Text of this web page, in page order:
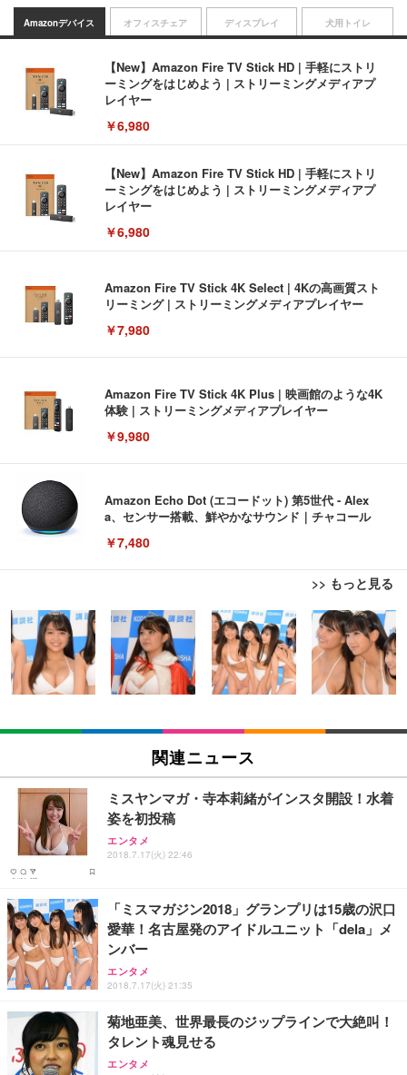
Amazonデバイス
【New】Amazon Fire TV Stick HD | 手軽にストリ
ーミングをはじめよう | ストリーミングメディアプ
レイヤー
￥6,980
【New】Amazon Fire TV Stick HD | 手軽にストリ
ーミングをはじめよう | ストリーミングメディアプ
レイヤー
￥6,980
Amazon Fire TV Stick 4K Select | 4Kの高画質スト
リーミング | ストリーミングメディアプレイヤー
￥7,980
Amazon Fire TV Stick 4K Plus | 映画館のような4K
体験 | ストリーミングメディアプレイヤー
￥9,980
Amazon Echo Dot (エコードット) 第5世代 - Alex
a、センサー搭載、鮮やかなサウンド｜チャコール
￥7,480
>> もっと見る
オフィスチェア
[EdoErgo] オフィスチェア 椅子 テレワーク 疲れな
い 跳ね上げ式アームレスト コンパクト 約105度ロッ
キング pc 事務椅子 360度回転 座面昇降 強化ナイロ
ン樹脂ベース 通気性メッシュ 在宅ワーク H-WY01
(黒網+黒枠+黒足)
￥5,699
SIHOO B100 オフィスチェア／デスクチェア メッシ
ュチェア 人間工学 疲れない ブラック
￥27,999
Sezlife オフィスチェア デスクチェア 疲れない テレ
ワーク チェア 強化バックレスト 30度ロッキング機
能 人間工学 椅子 腰サポート 90度跳ね上げ式アーム
ョン PCチェア 通気性メッシュ ゲーミング/勉強/事
務用 おしゃれ パソコンチェア (ブラック)
Sezlife オフィスチェア デスクチェア 疲れない テレ
ワーク チェア 強化バックレスト 30度ロッキング機
能 人間工学 椅子 腰サポート 90度跳ね上げ式アーム
レスト 3Dヘッドレスト ハンガー付き 高反発クッシ
務用 おしゃれ パソコンチェア (ホワイト)
ANDWINT オフィスチェア デスクチェア 肘なし メ
ッシュ 通気性 ランバーサポート付き 腰サポート ガ
ディスプレイ
EIZO ビジネス向けプレミアムモニター | FlexScan
EV3240X-WT | 31.5型4K UHD・USB Type-C・ホワ
イト
￥105,595
EIZO ビジネス向けプレミアムモニター | FlexScan
￥109,572
【純正品】27"ゲーミングモニター DualSense 充電
フック付き（CFI-ZDM1J）
【整備済み品】Dell E2724HS 27インチ 液晶モニタ
ー フルHD（1920×1080）VA 非光沢 HDMI/DisplayP
ort/VGA スピーカー内蔵 高さ調整 スイベル VESA対
応 ComfortView ビジネス向け
￥15,800
【MiniLED/24.5inch/280Hz/FHD】GRAPHT THE S
HOOTER Gaming Monitor 24” Essential ゲーミン
犬用トイレ
Amazonベーシック ペットシーツ 薄型 レギュラー 1
回使い捨て 無香料 ホワイト 300枚
￥3,373
Amazonベーシック ペットシーツ 厚型 ワイド 42枚
x2袋(84枚) ホワイト(吸収面:ライトブルー)
￥3,234
ネオ・ルーライフ ネオ・オムツ L 中型犬用 26枚入
り 単品
Smart Basic(スマートベーシック) 【Amazon.co.jp
限定】 Smart Basic アイリスオーヤマ ペットシーツ
超厚型 お徳用 ワイド 100枚入 (x 1) (ケース販売)
アイリスオーヤマ ペットシーツ 超厚型 お徳用 レギ
ュラー 200枚入【Amazon.co.jp限定】
関連ニュース
ミスヤンマガ・寺本莉緒がインスタ開設！水着
姿を初投稿
エンタメ
2018.7.17(火) 22:46
「ミスマガジン2018」グランプリは15歳の沢口
愛華！名古屋発のアイドルユニット「dela」メ
ンバー
エンタメ
2018.7.17(火) 21:35
菊地亜美、世界最長のジップラインで大絶叫！
タレント魂見せる
エンタメ